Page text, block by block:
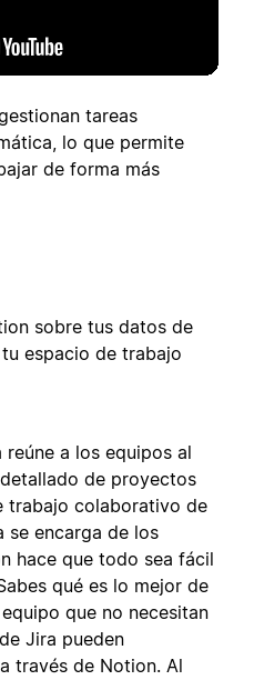
tareas
lo que permite
de forma más
sobre tus datos de
espacio de trabajo
a los equipos al
de proyectos
trabajo colaborativo de
se encarga de los
hace que todo sea fácil
qué es lo mejor de
que no necesitan
Jira pueden
través de Notion. Al